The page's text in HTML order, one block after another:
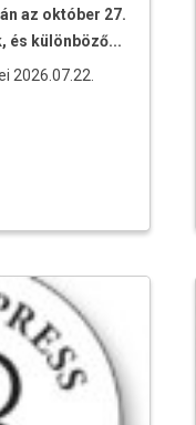
az október 27.
és különböző...
2026.07.22.